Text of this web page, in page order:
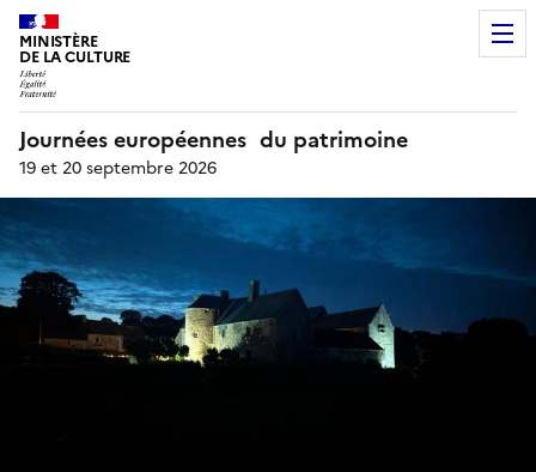
MINISTÈRE
DE LA CULTURE
Journées européennes du patrimoine
19 et 20 septembre 2026